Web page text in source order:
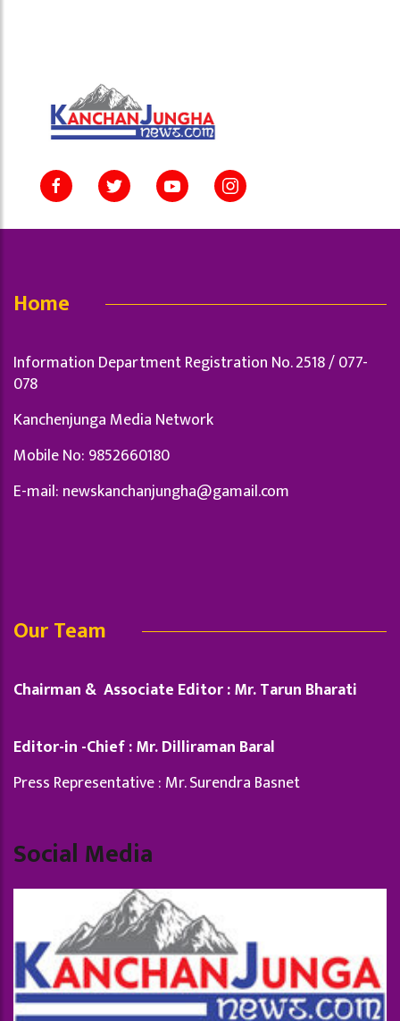
Home
Information Department Registration No. 2518 / 077-
078
Kanchenjunga Media Network
Mobile No: 9852660180
E-mail: newskanchanjungha@gamail.com
Our Team
Chairman & Associate Editor : Mr. Tarun Bharati
Editor-in -Chief : Mr. Dilliraman Baral
Press Representative : Mr. Surendra Basnet
Social Media